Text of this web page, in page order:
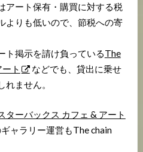
アート保有・購買に対する税
よりも低いので、節税への寄
ト掲示を請け負っているThe
ト
などでも、貸出に乗せ
ません。
ターバックス カフェ & アート
ャラリー運営もThe chain